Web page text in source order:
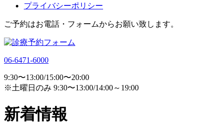
プライバシーポリシー
ご予約はお電話・フォームからお願い致します。
06-6471-6000
9:30〜13:00/15:00〜20:00
※土曜日のみ 9:30〜13:00/14:00～19:00
新着情報